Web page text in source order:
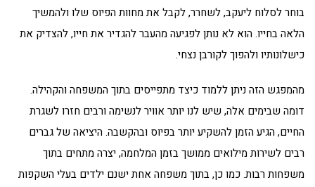
בוחר לסלוח ליעקב, לשחרר, לקבל את מחוות הפיוס שלו ולהמשיך
הלאה בחייו. הוא לא נותן לפגיעה מהעבר להגדיר את חייו, להצדיק את
כישלונותיו ולהפוך לקורבן נצחי.
מהמפגש הזה ניתן ללמוד כיצד מתפייסים בתוך המשפחה והקהילה.
דומה שבימים אלה, שיש לנו יותר אוויר לנשימה ורבים חזרו לשגרת
החיים, הגיע הזמן להשקיע יותר בפיוס ובהקשבה. היציאה של גברים
רבים לשירות מילואים ממושך בזמן המלחמה, יצרה מתחים בתוך
משפחות רבות. כמו כן, בתוך משפחה אחת ישנם ילדים בעלי השקפות